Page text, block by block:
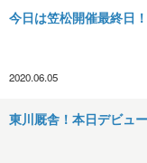
今日は笠松開催最終日
2020.06.05
東川厩舎！本日デビュ